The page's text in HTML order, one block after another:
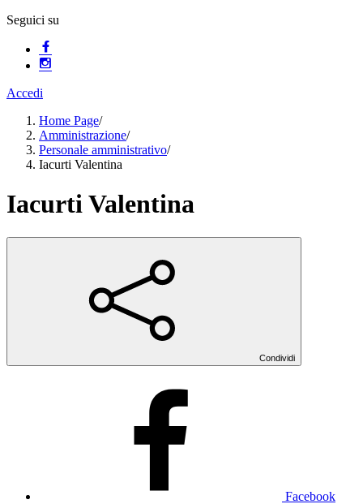
Seguici su
Accedi
Home Page/
Amministrazione/
Personale amministrativo/
Iacurti Valentina
Iacurti Valentina
Condividi
Facebook